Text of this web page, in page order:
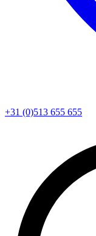
+31 (0)513 655 655